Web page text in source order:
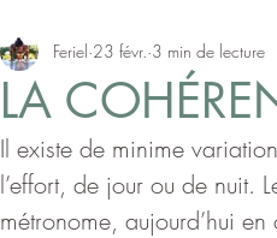
LA
Feriel 23 févr. 3 min de lecture
Il existe de minime
l’effort, de jour ou de nuit.
métronome, aujourd’hui